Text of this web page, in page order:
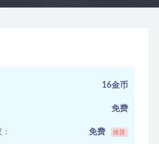
16金币
免费
免费 推荐